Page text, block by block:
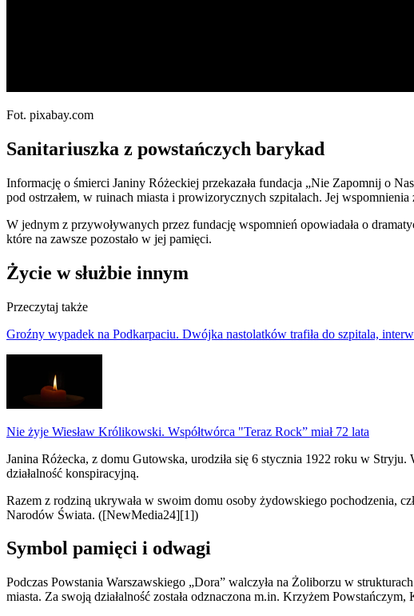
Fot. pixabay.com
Sanitariuszka z powstańczych barykad
Informację o śmierci Janiny Różeckiej przekazała fundacja „Nie Zapomnij o
pod ostrzałem, w ruinach miasta i prowizorycznych szpitalach. Jej
W jednym z przywoływanych przez fundację wspomnień opowiadała o
które na zawsze pozostało w jej pamięci.
Życie w służbie innym
Przeczytaj także
Groźny wypadek na Podkarpaciu. Dwójka nastolatków trafiła do szpitala,
Nie żyje Wiesław Królikowski. Współtwórca "Teraz Rock” miał 72 lata
Janina Różecka, z domu Gutowska, urodziła się 6 stycznia 1922 roku w Stryju.
działalność konspiracyjną.
Razem z rodziną ukrywała w swoim domu osoby żydowskiego pochodzenia,
Narodów Świata. ([NewMedia24][1])
Symbol pamięci i odwagi
Podczas Powstania Warszawskiego „Dora” walczyła na Żoliborzu w
miasta. Za swoją działalność została odznaczona m.in. Krzyżem